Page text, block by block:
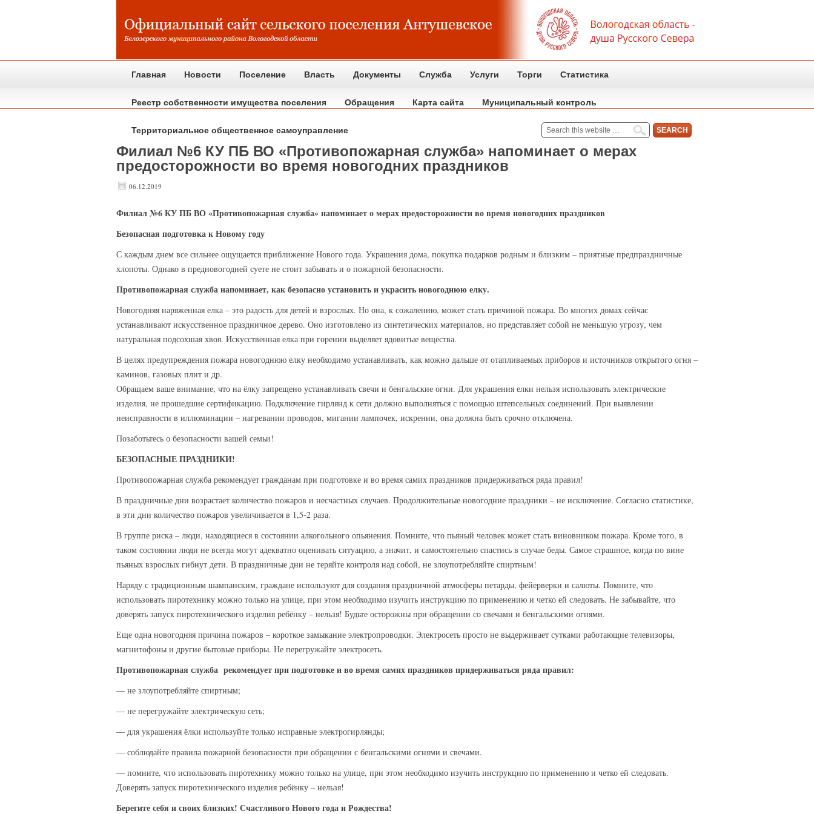
Главная Новости Поселение Власть Документы Служба Услуги Торги Статистика
Реестр собственности имущества поселения Обращения Карта сайта Муниципальный контроль
Территориальное общественное самоуправление
Филиал №6 КУ ПБ ВО «Противопожарная служба» напоминает о мерах
предосторожности во время новогодних праздников
06.12.2019
Филиал№6 КУ ПБ ВО «Противопожарная служба» напоминает о мерах предосторожности во время новогодних праздников
Безопасная подготовка к Новому году
С каждым днем все сильнее ощущается приближение Нового года. Украшения дома, покупка подарков родным и близким – приятные предпраздничные
хлопоты. Однако в предновогодней суете не стоит забывать и о пожарной безопасности.
Противопожарная служба напоминает, как безопасно установить и украсить новогоднюю елку.
Новогодняя наряженная елка – это радость для детей и взрослых. Но она, к сожалению, может стать причиной пожара. Во многих домах сейчас
устанавливают искусственное праздничное дерево. Оно изготовлено из синтетических материалов, но представляет собой не меньшую угрозу, чем
натуральная подсохшая хвоя. Искусственная елка при горении выделяет ядовитые вещества.
В целях предупреждения пожара новогоднюю елку необходимо устанавливать, как можно дальше от отапливаемых приборов и источников открытого огня –
каминов, газовых плит и др.
Обращаем ваше внимание, что на ёлку запрещено устанавливать свечи и бенгальские огни. Для украшения елки нельзя использовать электрические
изделия, не прошедшие сертификацию. Подключение гирлянд к сети должно выполняться с помощью штепсельных соединений. При выявлении
неисправности в иллюминации – нагревании проводов, мигании лампочек, искрении, она должна быть срочно отключена.
Позаботьтесь о безопасности вашей семьи!
БЕЗОПАСНЫЕ ПРАЗДНИКИ!
Противопожарная служба рекомендует гражданам при подготовке и во время самих праздников придерживаться ряда правил!
В праздничные дни возрастает количество пожаров и несчастных случаев. Продолжительные новогодние праздники – не исключение. Согласно статистике,
в эти дни количество пожаров увеличивается в 1,5-2 раза.
В группе риска – люди, находящиеся в состоянии алкогольного опьянения. Помните, что пьяный человек может стать виновником пожара. Кроме того, в
таком состоянии люди не всегда могут адекватно оценивать ситуацию, а значит, и самостоятельно спастись в случае беды. Самое страшное, когда по вине
пьяных взрослых гибнут дети. В праздничные дни не теряйте контроля над собой, не злоупотребляйте спиртным!
Наряду с традиционным шампанским, граждане используют для создания праздничной атмосферы петарды, фейерверки и салюты. Помните, что
использовать пиротехнику можно только на улице, при этом необходимо изучить инструкцию по применению и четко ей следовать. Не забывайте, что
доверять запуск пиротехнического изделия ребёнку – нельзя! Будьте осторожны при обращении со свечами и бенгальскими огнями.
Еще одна новогодняя причина пожаров – короткое замыкание электропроводки. Электросеть просто не выдерживает сутками работающие телевизоры,
магнитофоны и другие бытовые приборы. Не перегружайте электросеть.
Противопожарная служба рекомендует при подготовке и во время самих праздников придерживаться ряда правил:
— не злоупотребляйте спиртным;
— не перегружайте электрическую сеть;
— для украшения ёлки используйте только исправные электрогирлянды;
— соблюдайте правила пожарной безопасности при обращении с бенгальскими огнями и свечами.
— помните, что использовать пиротехнику можно только на улице, при этом необходимо изучить инструкцию по применению и четко ей следовать.
Доверять запуск пиротехнического изделия ребёнку – нельзя!
Берегите себя и своих близких! Счастливого Нового года и Рождества!